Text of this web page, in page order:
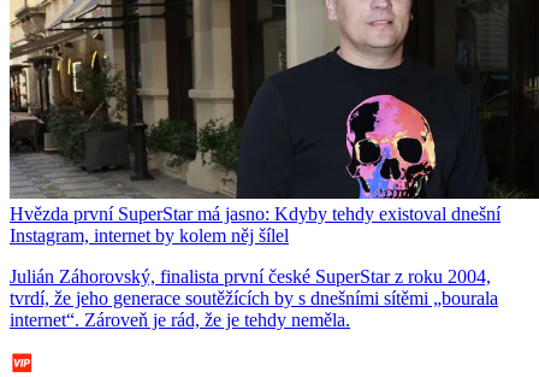
Hvězda první SuperStar má jasno: Kdyby tehdy existoval dnešní
Instagram, internet by kolem něj šílel
Julián Záhorovský, finalista první české SuperStar z roku 2004,
tvrdí, že jeho generace soutěžících by s dnešními sítěmi „bourala
internet“. Zároveň je rád, že je tehdy neměla.